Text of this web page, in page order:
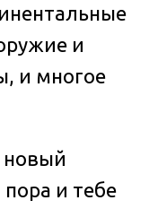
и
и многое
новый
и тебе